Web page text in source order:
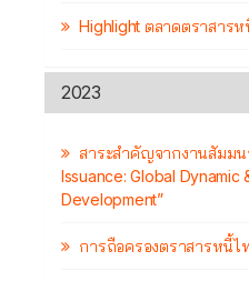
Highlight ตลาดตราสาร
2023
สาระสำคัญจากงานสัมมน
Issuance: Global Dynamic
Development”
การถือครองตราสารหนี้ไ